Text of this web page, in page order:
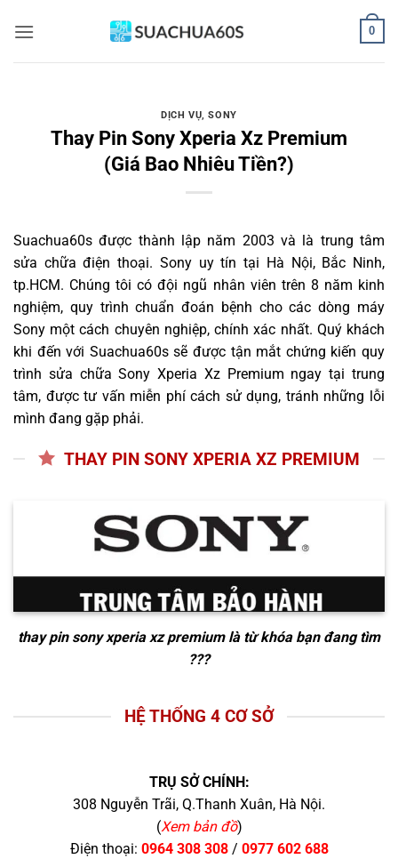
qua
0
DỊCH VỤ,SONY
Thay Pin Sony Xperia Xz Premium
(Giá Bao Nhiêu Tiền?)
Suachua60s được thành lập năm 2003 và là trung tâm
sửa chữa điện thoại. Sony uy tín tại Hà Nội, Bắc Ninh,
tp.HCM. Chúng tôi có đội ngũ nhân viên trên 8 năm kinh
nghiệm, quy trình chuẩn đoán bệnh cho các dòng máy
Sony một cách chuyên nghiệp, chính xác nhất. Quý khách
khi đến với Suachua60s sẽ được tận mắt chứng kiến quy
trình sửa chữa Sony Xperia Xz Premium ngay tại trung
tâm, được tư vấn miễn phí cách sử dụng, tránh những lỗi
mình đang gặp phải.
THAY PIN SONY XPERIA XZ PREMIUM
thay pin sony xperia xz premiumlà từ khóa bạn đang tìm
???
HỆ THỐNG 4 CƠ SỞ
TRỤ SỞ CHÍNH:
308 Nguyễn Trãi, Q.Thanh Xuân, Hà Nội.
(Xem bản đồ)
Điện thoại: 0964 308 308/ 0977 602 688